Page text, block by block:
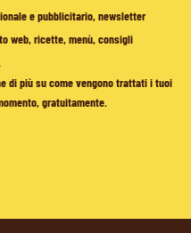
e pubblicitario, newsletter
web, ricette, menù, consigli
di più su come vengono trattati i tuoi
gratuitamente.